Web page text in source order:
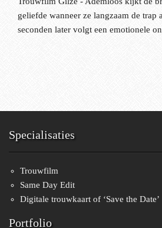
geliefde wanneer ze langzaam de trap
seconden later volgt een emotionele
Specialisaties
Trouwfilm
Same Day Edit
Digitale trouwkaart of ‘Save the Date’
Portfolio